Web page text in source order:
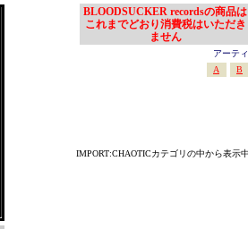
BLOODSUCKER recordsの商品は
これまでどおり消費税はいただき
ません
アーテ
A
B
IMPORT:CHAOTICカテゴリの中から表示